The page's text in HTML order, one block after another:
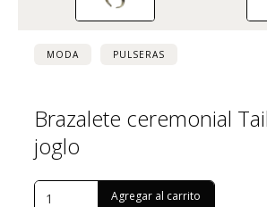
MODA PULSERAS
Brazalete ceremonial
joglo